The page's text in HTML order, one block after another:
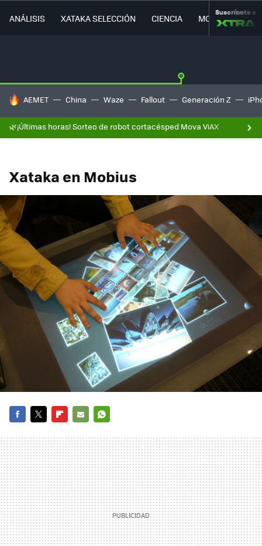
ANÁLISIS XATAKA SELECCIÓN CIENCIA MOVILIDAD
Suscríbete a
HOY SE HABLA DE
AEMET China Waze Fallout Generación Z
🌿¡Últimas horas! Sorteo de robot cortacésped Mova ViAX
Xataka en Mobius
MAIL